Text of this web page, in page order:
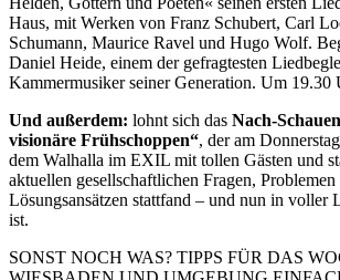
Haus, mit Werken von Franz Schubert, Carl
Schumann, Maurice Ravel und Hugo Wolf.
Daniel Heide, einem der gefragtesten
Kammermusiker seiner Generation. Um 19.30
Und außerdem: lohnt sich das Nach-
visionäre Frühschoppen“, der am
dem Walhalla im EXIL mit tollen Gästen und
aktuellen gesellschaftlichen Fragen, Problemen
Lösungsansätzen stattfand – und nun in voller
ist.
SONST NOCH WAS? TIPPS FÜR DAS